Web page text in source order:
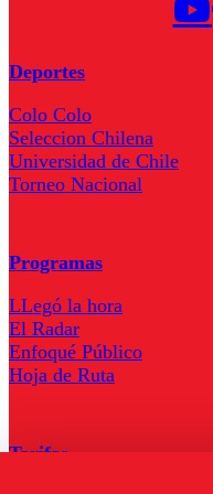
Deportes
Colo Colo
Seleccion Chilena
Universidad de Chile
Torneo Nacional
Programas
LLegó la hora
El Radar
Enfoqué Público
Hoja de Ruta
Tarifas